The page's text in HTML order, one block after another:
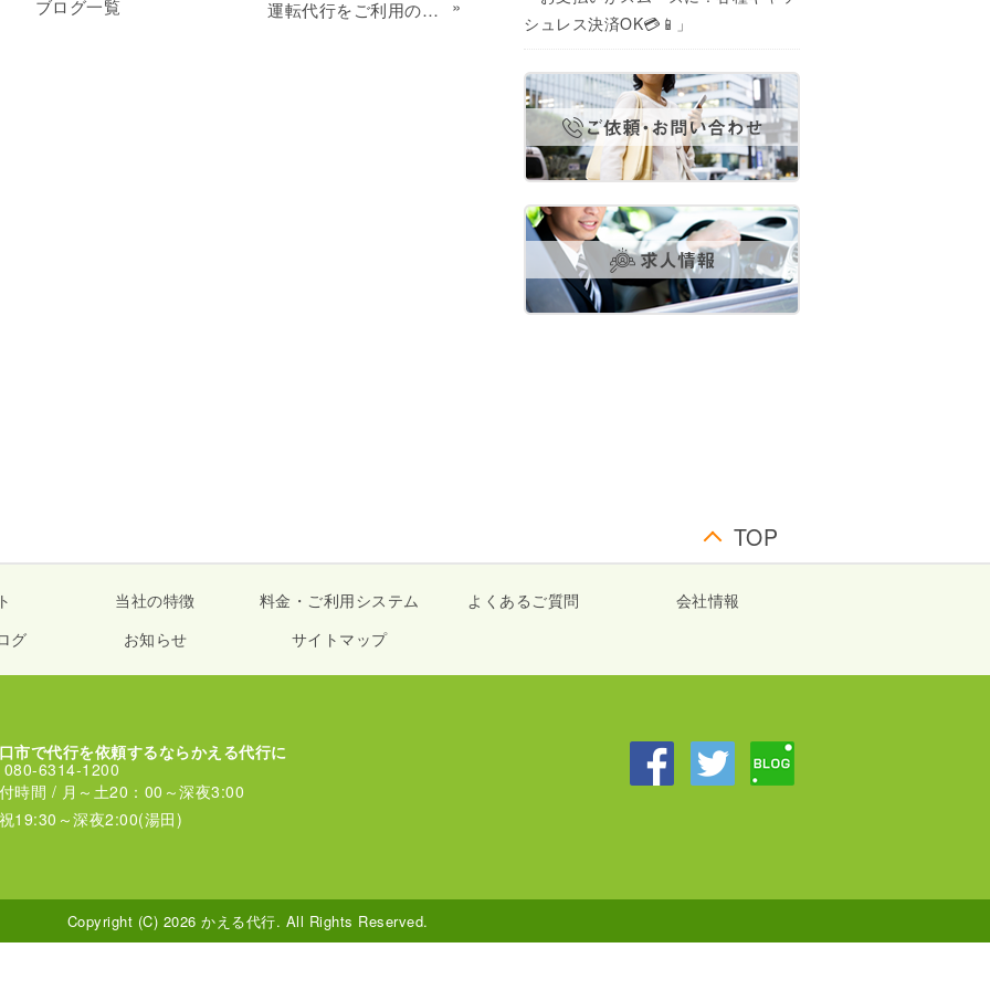
ブログ一覧 運転代行をご利用の際に、クレジットカードでのお支払いが可能です。領収書の発行にも対応しているので、接待やビジネス利用でも安心してお使いいただけます。 »
シュレス決済OK💳📱」
TOP
当社の特徴 料金・ご利用システム よくあるご質問
会社情報
グ お知らせ サイトマップ
市で代行を依頼するならかえる代行に
080-6314-1200
時間 / 月～土20：00～深夜3:00
19:30～深夜2:00(湯田)
Copyright (C) 2026 かえる代行. All Rights Reserved.